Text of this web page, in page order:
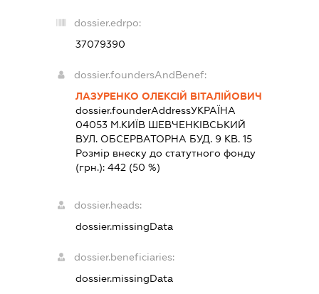
dossier.edrpo:
37079390
dossier.foundersAndBenef:
ЛАЗУРЕНКО ОЛЕКСІЙ ВІТАЛІЙОВИЧ
dossier.founderAddressУКРАЇНА
04053 М.КИЇВ ШЕВЧЕНКІВСЬКИЙ
ВУЛ. ОБСЕРВАТОРНА БУД. 9 КВ. 15
Розмір внеску до статутного фонду
(грн.): 442(50 %)
dossier.heads:
dossier.missingData
dossier.beneficiaries:
dossier.missingData